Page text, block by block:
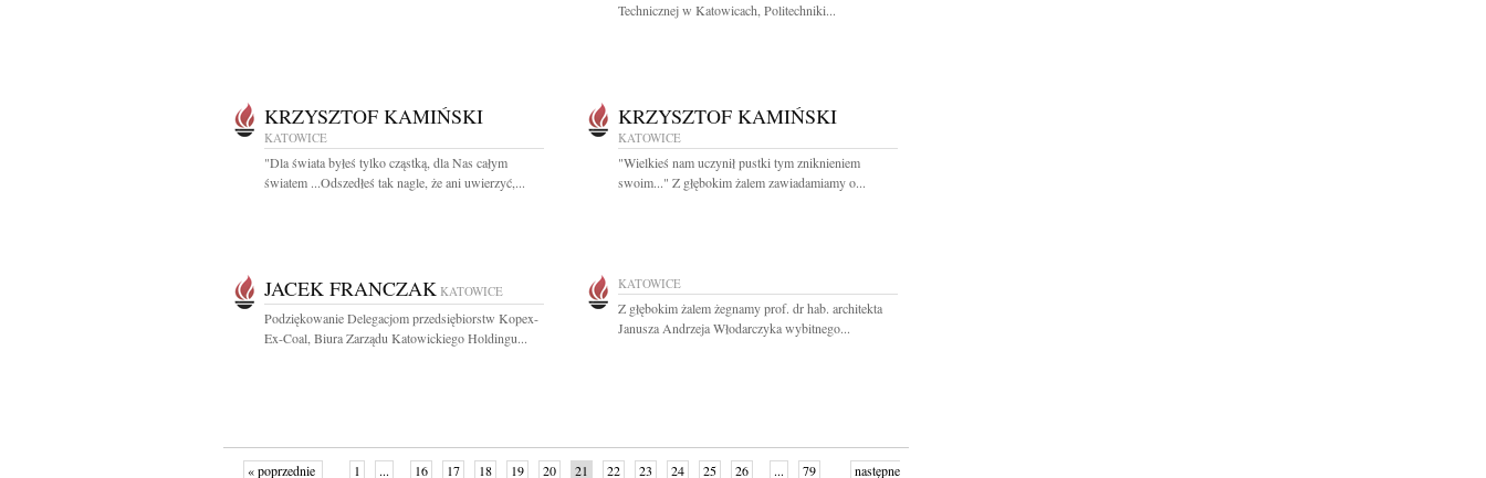
Technicznej w Katowicach, Politechniki...
KRZYSZTOF KAMIŃSKI
KATOWICE
"Dla świata byłeś tylko cząstką, dla Nas całym
światem ...Odszedłeś tak nagle, że ani uwierzyć,...
KRZYSZTOF KAMIŃSKI
KATOWICE
"Wielkieś nam uczynił pustki tym zniknieniem
swoim..." Z głębokim żalem zawiadamiamy o...
JACEK FRANCZAK KATOWICE
Podziękowanie Delegacjom przedsiębiorstw Kopex-
Ex-Coal, Biura Zarządu Katowickiego Holdingu...
KATOWICE
Z głębokim żalem żegnamy prof. dr hab. architekta
Janusza Andrzeja Włodarczyka wybitnego...
« poprzednie 1 ... 16 17 18 19 20 21 22 23 24 25 26 ... 79 następne